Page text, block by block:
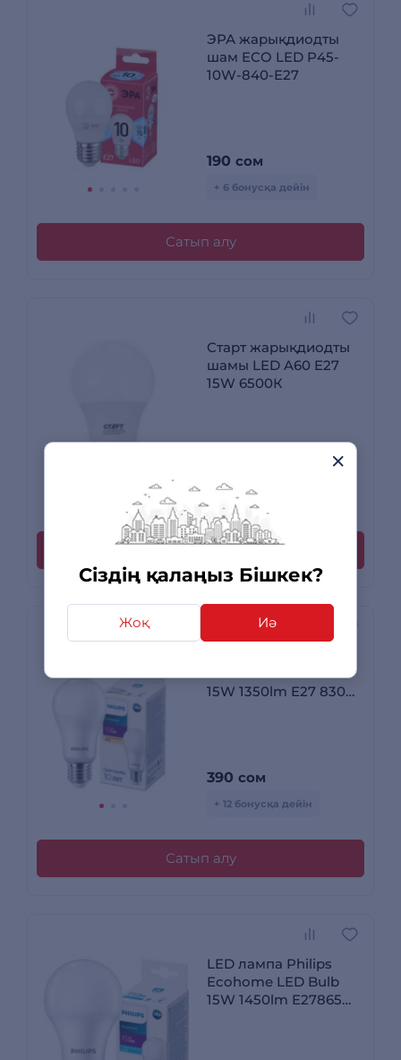
Сіздің қалаңыз Бішкек?
Жоқ Иә
ЭРА жарықдиодты
шам ECO LED P45-
10W-840-E27
190 сом
+ 6 бонусқа дейін
Сатып алу
Старт жарықдиодты
шамы LED A60 E27
15W 6500К
+ 9 бонусқа дейін
Сатып алу
Ecohome LED Bulb
15W 1350lm E27 830
390 сом
+ 12 бонусқа дейін
Сатып алу
LED лампа Philips
Ecohome LED Bulb
15W 1450lm E27865